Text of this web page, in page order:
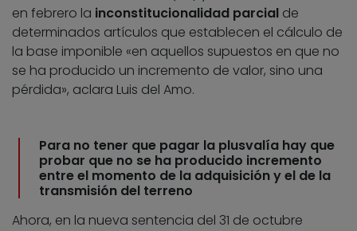
en febrero la inconstitucionalidad parcial de
determinados artículos que establecen el cálculo de
la base imponible «en aquellos supuestos en que no
se ha producido un incremento de valor, sino una
pérdida», aclara Luis del Amo.
Para no tener que pagar la plusvalía hay que
probar que no se ha producido incremento
entre el momento de la adquisición y el de la
transmisión del terreno
Ahora, en la nueva sentencia del 31 de octubre